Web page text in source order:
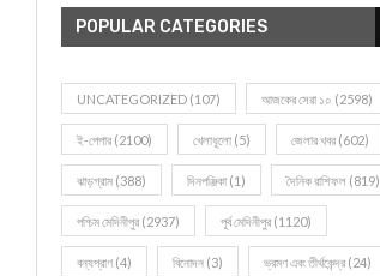
POPULAR CATEGORIES
UNCATEGORIZED (107) আজকের সেরা ১০ (2598)
ই-পেপার (2100) খেলাধূলো (5) জেলার খবর (602)
ঝাড়গ্রাম (388) দিনপঞ্জিকা (1) দৈনিক রাশিফল (819)
পশ্চিম মেদিনীপুর (2937) পূর্ব মেদিনীপুর (1120)
বন্যপ্রাণ (4) বিনোদন (3) ভ্রমণ এবং তীর্থকেন্দ্র (24)